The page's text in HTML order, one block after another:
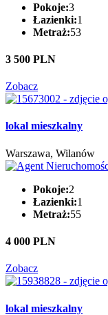
Pokoje:3
Łazienki:1
Metraż:53
3 500 PLN
Zobacz
lokal mieszkalny
Warszawa, Wilanów
Pokoje:2
Łazienki:1
Metraż:55
4 000 PLN
Zobacz
lokal mieszkalny